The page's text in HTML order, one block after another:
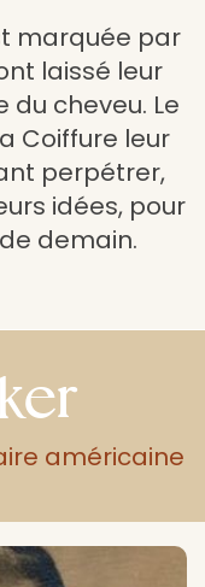
marquée par
laissé leur
cheveu. Le
Coiffure leur
perpétrer,
idées, pour
demain.
américaine